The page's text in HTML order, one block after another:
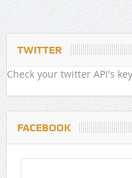
TWITTER
Check your twitter API's
FACEBOOK